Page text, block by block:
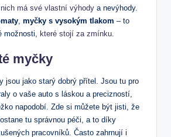
nich má své vlastní výhody a nevýhody.
myčky s vysokým tlakom – to
možnosti, které stojí za zmínku
myčky
jsou jako starý dobrý přítel. Jsou tu pro
o vaše auto s láskou a precizností,
napodobí. Zde si můžete být jisti, že
tu správnou péči, a to díky
pracovníků. Často zahrnují i